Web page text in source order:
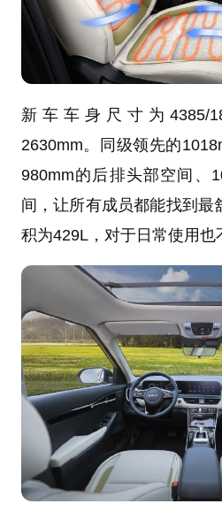
新车车身尺寸为4385/
2630mm。同级领先的
980mm的后排头部空间、
间，让所有成员都能找到最
积为429L，对于日常使用也